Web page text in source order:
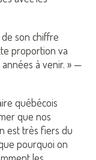
de son chiffre
proportion va
à venir. » —
québécois
que nos
est très fiers du
pourquoi on